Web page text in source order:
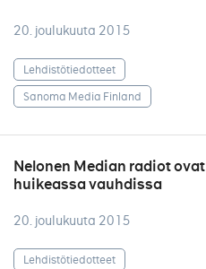
20. joulukuuta 2015
Lehdistötiedotteet
Sanoma Media Finland
Nelonen Median radiot ovat
huikeassa vauhdissa
20. joulukuuta 2015
Lehdistötiedotteet